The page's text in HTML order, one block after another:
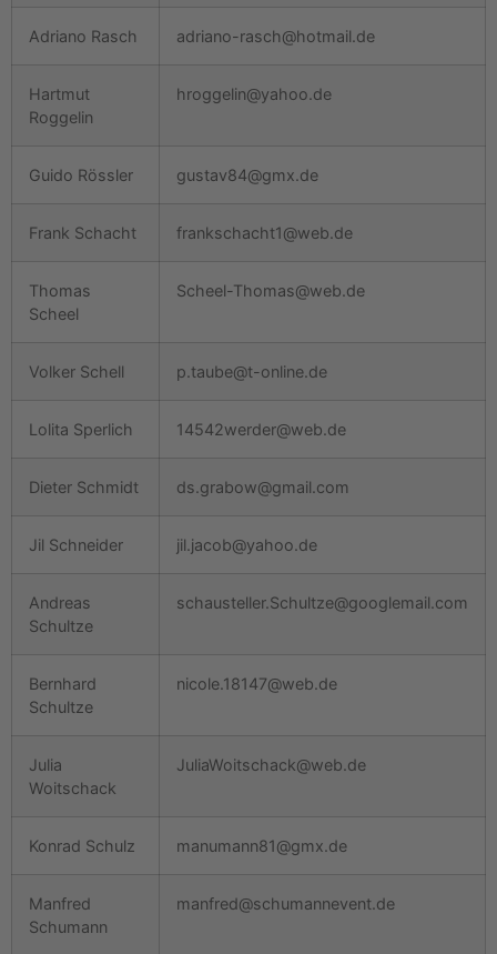
Adriano Rasch adriano-rasch@hotmail.de
Hartmut
Roggelin
hroggelin@yahoo.de
Guido Rössler gustav84@gmx.de
Frank Schacht frankschacht1@web.de
Thomas
Scheel
Scheel-Thomas@web.de
Volker Schell p.taube@t-online.de
Lolita Sperlich 14542werder@web.de
Dieter Schmidt ds.grabow@gmail.com
Jil Schneider jil.jacob@yahoo.de
Andreas
Schultze
schausteller.Schultze@googlemail.com
Bernhard
Schultze
nicole.18147@web.de
Julia
Woitschack
JuliaWoitschack@web.de
Konrad Schulz manumann81@gmx.de
Manfred
Schumann
manfred@schumannevent.de